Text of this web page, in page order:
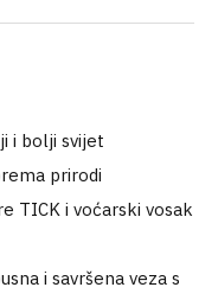
i bolji svijet
prirodi
TICK i voćarski vosak
i savršena veza s